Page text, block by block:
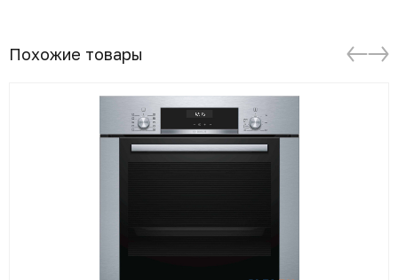
Похожие товары